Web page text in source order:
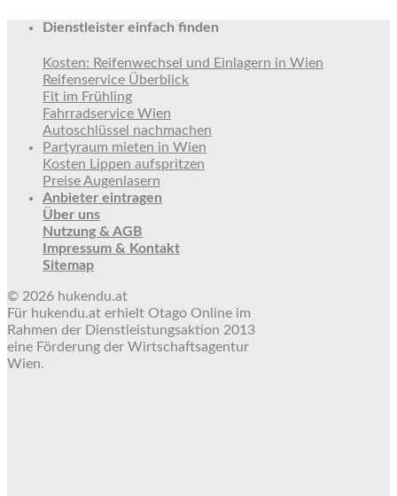
Dienstleister einfach finden
Kosten: Reifenwechsel und Einlagern in Wien
Reifenservice Überblick
Fit im Frühling
Fahrradservice Wien
Autoschlüssel nachmachen
Partyraum mieten in Wien
Kosten Lippen aufspritzen
Preise Augenlasern
Anbieter eintragen
Über uns
Nutzung & AGB
Impressum & Kontakt
Sitemap
© 2026 hukendu.at
Für hukendu.at erhielt Otago Online im
Rahmen der Dienstleistungsaktion 2013
eine Förderung der Wirtschaftsagentur
Wien.